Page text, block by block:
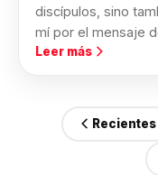
discípulos, sino
mí por el mensaje
Leer más
Recientes